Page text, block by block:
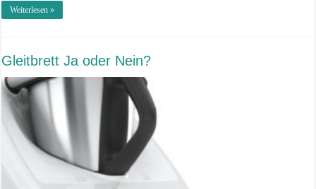
Weiterlesen »
Gleitbrett Ja oder Nein?